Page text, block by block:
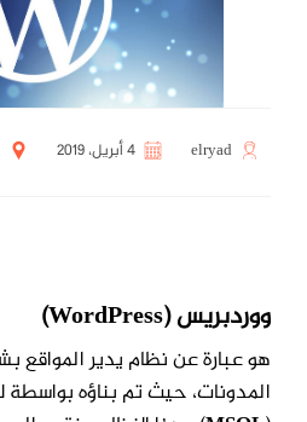
elryad 4 أبريل، 2019
ووردبريس(WordPress)
هو عبارة عن نظام يدير المواقع
المدونات، حيث تم بناؤه بواسطة